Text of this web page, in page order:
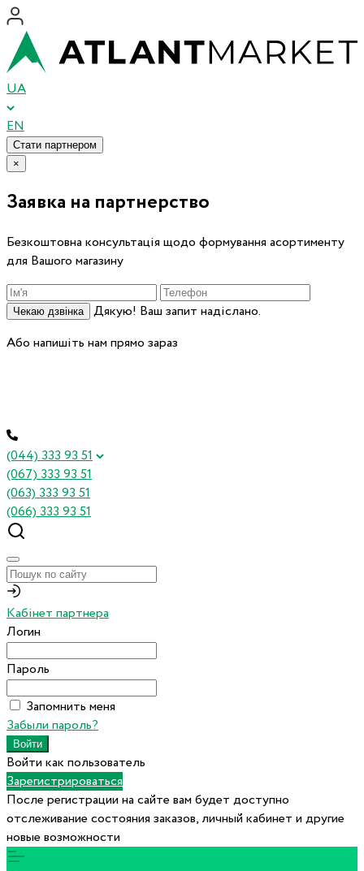
UA
EN
Стати партнером
×
Заявка на партнерство
Безкоштовна консультація щодо формування асортименту
для Вашого магазину
Чекаю дзвінка
Дякую! Ваш запит надіслано.
Або напишіть нам прямо зараз
(044) 333 93 51
(067) 333 93 51
(063) 333 93 51
(066) 333 93 51
Кабінет партнера
Логин
Пароль
Запомнить меня
Забыли пароль?
Войти как пользователь
Зарегистрироваться
После регистрации на сайте вам будет доступно
отслеживание состояния заказов, личный кабинет и другие
новые возможности